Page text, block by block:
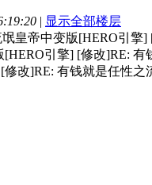
| 显示全部楼层
皇帝中变版[HERO引
引擎] [修改]RE:
改]RE: 有钱就是任性